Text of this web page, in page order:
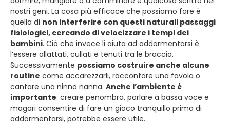
nostri geni. La cosa più efficace che possiamo fare è
quella di non interferire con questi naturali passaggi
fisiologici, cercando di velocizzare i tempi dei
bambini. Ciò che invece li aiuta ad addormentarsi è
l’essere allattati, cullati e tenuti tra le braccia.
Successivamente possiamo costruire anche alcune
routine come accarezzarli, raccontare una favola o
cantare una ninna nanna. Anche l’ambiente è
importante: creare penombra, parlare a bassa voce e
magari consentire di fare un gioco tranquillo prima di
addormentarsi, potrebbe essere utile.